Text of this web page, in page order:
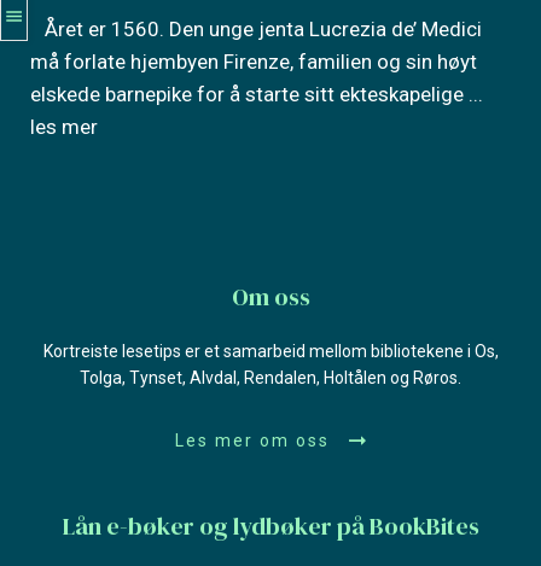
Året er 1560. Den unge jenta Lucrezia de’ Medici
må forlate hjembyen Firenze, familien og sin høyt
elskede barnepike for å starte sitt ekteskapelige ...
les mer
Lån e-bøker og lydbøker på BookBites
Om oss
Kortreiste lesetips er et samarbeid mellom bibliotekene i Os,
Tolga, Tynset, Alvdal, Rendalen, Holtålen og Røros.
Les mer om oss